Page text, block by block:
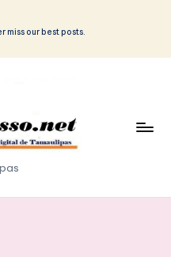
miss our best posts.